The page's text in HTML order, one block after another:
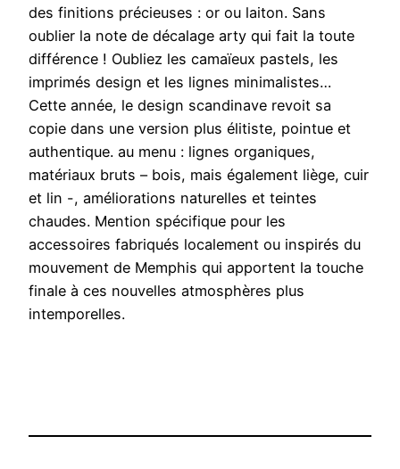
des finitions précieuses : or ou laiton. Sans
oublier la note de décalage arty qui fait la toute
différence ! Oubliez les camaïeux pastels, les
imprimés design et les lignes minimalistes…
Cette année, le design scandinave revoit sa
copie dans une version plus élitiste, pointue et
authentique. au menu : lignes organiques,
matériaux bruts – bois, mais également liège, cuir
et lin -, améliorations naturelles et teintes
chaudes. Mention spécifique pour les
accessoires fabriqués localement ou inspirés du
mouvement de Memphis qui apportent la touche
finale à ces nouvelles atmosphères plus
intemporelles.